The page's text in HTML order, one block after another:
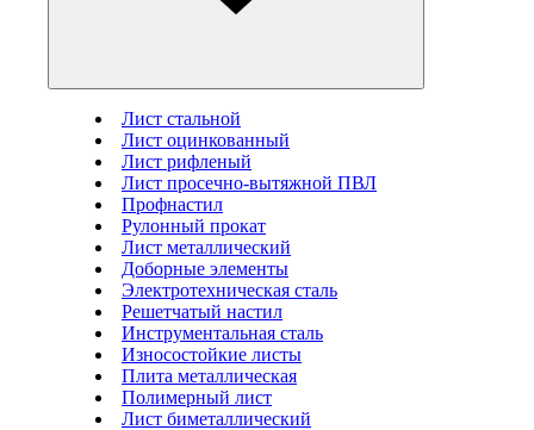
Лист стальной
Лист оцинкованный
Лист рифленый
Лист просечно-вытяжной ПВЛ
Профнастил
Рулонный прокат
Лист металлический
Доборные элементы
Электротехническая сталь
Решетчатый настил
Инструментальная сталь
Износостойкие листы
Плита металлическая
Полимерный лист
Лист биметаллический